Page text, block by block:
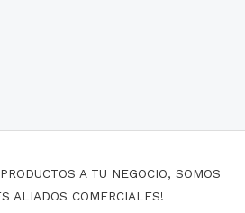
A TU NEGOCIO, SOMOS
ALIADOS COMERCIALES!